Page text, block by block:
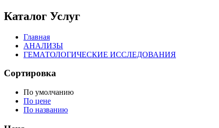
Каталог Услуг
Главная
АНАЛИЗЫ
ГЕМАТОЛОГИЧЕСКИЕ ИССЛЕДОВАНИЯ
Сортировка
По умолчанию
По цене
По названию